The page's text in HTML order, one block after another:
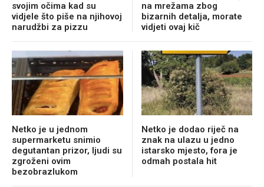
svojim očima kad su
vidjele što piše na njihovoj
narudžbi za pizzu
na mrežama zbog
bizarnih detalja, morate
vidjeti ovaj kič
Netko je u jednom
supermarketu snimio
degutantan prizor, ljudi su
zgroženi ovim
bezobrazlukom
Netko je dodao riječ na
znak na ulazu u jedno
istarsko mjesto, fora je
odmah postala hit